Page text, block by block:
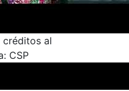
créditos al
CSP